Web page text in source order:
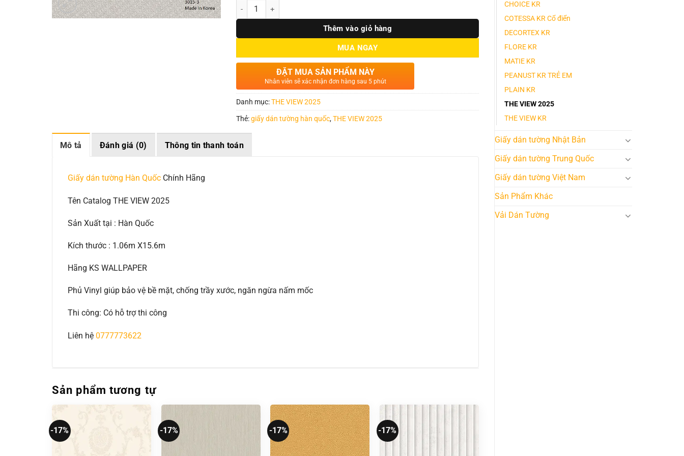
CHOICE KR
COTESSA KR Cổ điển
DECORTEX KR
FLORE KR
MATIE KR
PEANUST KR TRẺ EM
PLAIN KR
THE VIEW 2025
THE VIEW KR
Giấy dán tường Nhật Bản
Giấy dán tường Trung Quốc
Giấy dán tường Việt Nam
Sản Phẩm Khác
Vải Dán Tường
Số lượng
Thêm vào giỏ hàng
MUA NGAY
ĐẶT MUA SẢN PHẨM NÀY
Nhân viên sẽ xác nhận đơn hàng sau 5 phút
Danh mục:THE VIEW 2025
Thẻ:giấy dán tường hàn quốc,THE VIEW 2025
Mô tả Đánh giá (0) Thông tin thanh toán
Giấy dán tường Hàn Quốc Chính Hãng
Tên Catalog THE VIEW 2025
Sản Xuất tại : Hàn Quốc
Kích thước : 1.06m X15.6m
Hãng KS WALLPAPER
Phủ Vinyl giúp bảo vệ bề mặt, chống trầy xước, ngăn ngừa nấm mốc
Thi công: Có hỗ trợ thi công
Liên hệ 0777773622
Sản phẩm tương tự
-17% -17% -17% -17%